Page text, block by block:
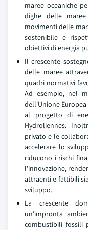
maree oceaniche
dighe delle
movimenti delle
sostenibile e
obiettivi di energia
Il crescente
delle maree
quadri normativi
Ad esempio, nel
dell'Unione Europea
al progetto di
Hydroliennes.
privato e le
accelerare lo
riducono i rischi
l'innovazione,
attraenti e fattibili
sviluppo.
La crescente
un'impronta
combustibili fossili